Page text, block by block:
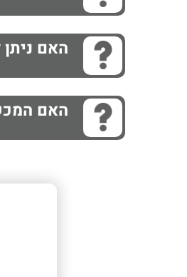
האם ניתן
האם